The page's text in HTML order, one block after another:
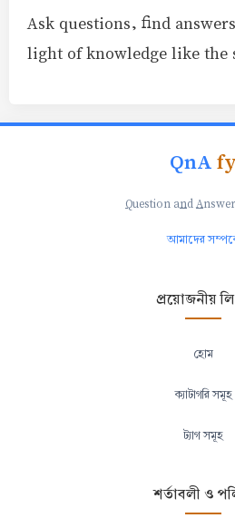
Ask questions, find
light of knowledge like the
QnAfy
Question andAnswer
আমাদের
প্রয়োজনীয়
হোম
ক্যাটাগরি সমূহ
ট্যাগ সমূহ
শর্তাবলী ও